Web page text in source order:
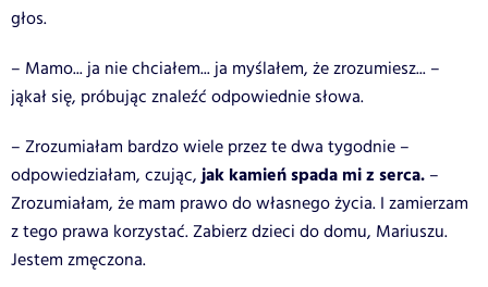
głos.
– Mamo... ja nie chciałem... ja myślałem, że zrozumiesz... –
jąkał się, próbując znaleźć odpowiednie słowa.
– Zrozumiałam bardzo wiele przez te dwa tygodnie –
odpowiedziałam, czując,jak kamień spada mi z serca. –
Zrozumiałam, że mam prawo do własnego życia. I zamierzam
z tego prawa korzystać. Zabierz dzieci do domu, Mariuszu.
Jestem zmęczona.